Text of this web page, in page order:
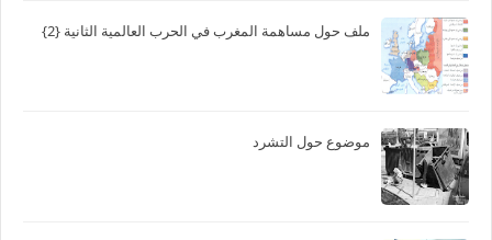
ملف حول مساهمة المغرب في الحرب العالمية الثانية {2}
موضوع حول التشرد